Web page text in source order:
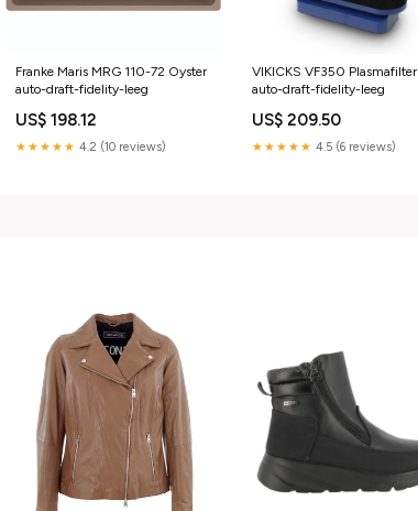
Franke Maris MRG 110-72 Oyster
auto-draft-fidelity-leeg
US$ 198.12
★★★★★ 4.2 (10 reviews)
VIKICKS VF350 Plasmafilter
auto-draft-fidelity-leeg
US$ 209.50
★★★★★ 4.5 (6 reviews)